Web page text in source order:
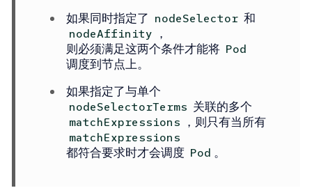
如果同时指定了 nodeSelector 和
nodeAffinity ，
则必须满足这两个条件才能将 Pod
调度到节点上。
如果指定了与单个
nodeSelectorTerms 关联的多个
matchExpressions ，则只有当所有
matchExpressions
都符合要求时才会调度 Pod 。